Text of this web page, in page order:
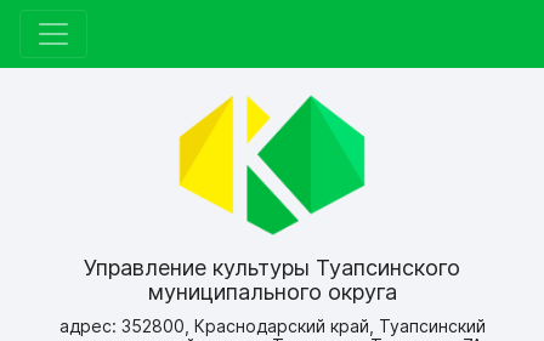
Управление культуры Туапсинского
муниципального округа
адрес: 352800, Краснодарский край, Туапсинский